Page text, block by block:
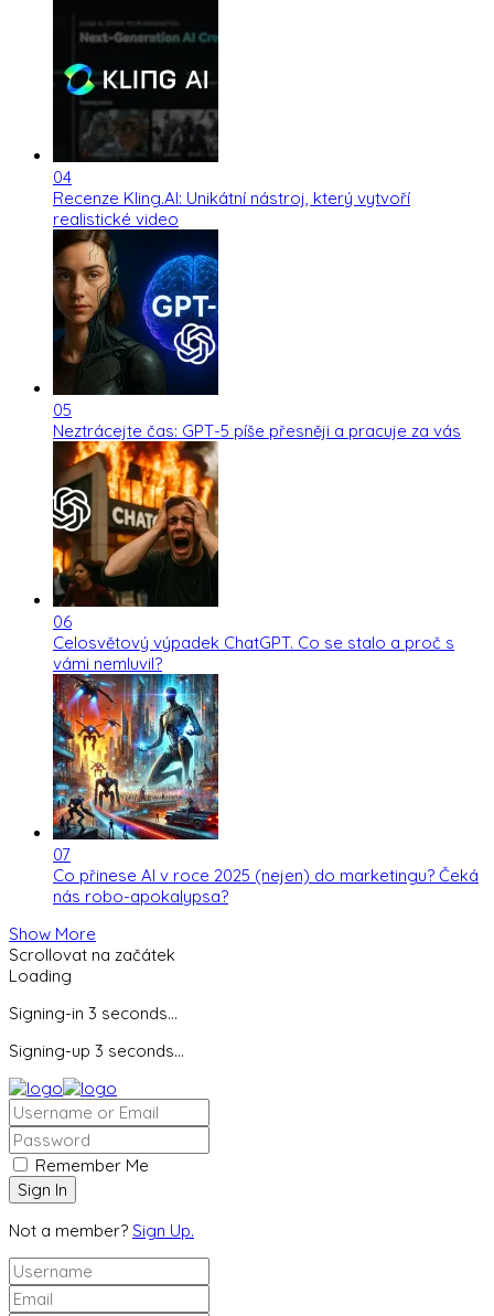
04
Recenze Kling.AI: Unikátní nástroj, který vytvoří
realistické video
05
Neztrácejte čas: GPT-5 píše přesněji a pracuje za vás
06
Celosvětový výpadek ChatGPT. Co se stalo a proč s
vámi nemluvil?
07
Co přinese AI v roce 2025 (nejen) do marketingu? Čeká
nás robo-apokalypsa?
Show More
Scrollovat na začátek
Loading
Signing-in 3 seconds...
Signing-up 3 seconds...
Remember Me
Not a member? Sign Up.